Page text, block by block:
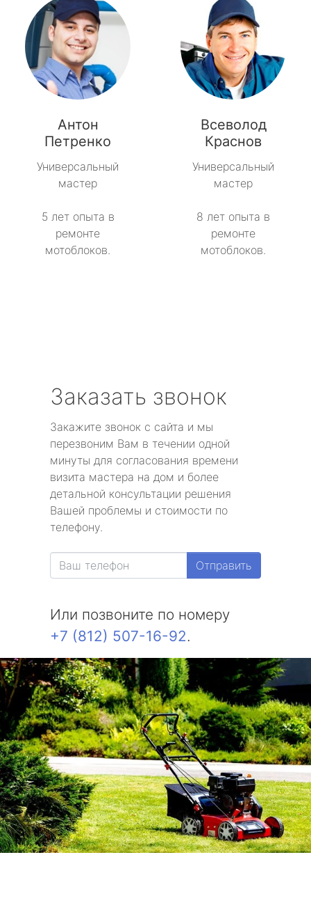
Антон
Петренко
Универсальный
мастер
5 лет опыта в
ремонте
мотоблоков.
Всеволод
Краснов
Универсальный
мастер
8 лет опыта в
ремонте
мотоблоков.
Заказать звонок
Закажите звонок с сайта и мы
перезвоним Вам в течении одной
минуты для согласования времени
визита мастера на дом и более
детальной консультации решения
Вашей проблемы и стоимости по
телефону.
Отправить
Или позвоните по номеру
+7 (812) 507-16-92.